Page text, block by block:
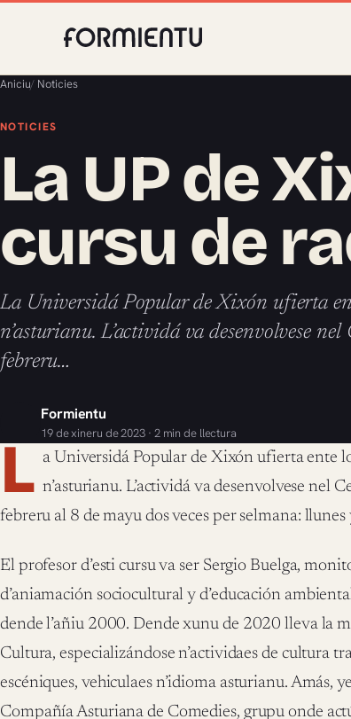
Aniciu/ Noticies
NOTICIES
La UP de
cursu de
La Universidá Popular de Xixón ufierta
n’asturianu. L’actividá va desenvolvese
febreru…
Formientu
19 de xineru de 2023 · 2 min de llectura
L a Universidá Popular de Xixón ufierta ente
n’asturianu. L’actividá va desenvolvese nel
febreru al 8 de mayu dos veces per selmana:
El profesor d’esti cursu va ser Sergio Buelga,
d’aniamación sociocultural y d’educación
dende l’añiu 2000. Dende xunu de 2020 lleva la
Cultura, especializándose n’actividaes de cultura
escéniques, vehiculaes n’idioma asturianu. Amás,
Compañía Asturiana de Comedies, grupu onde